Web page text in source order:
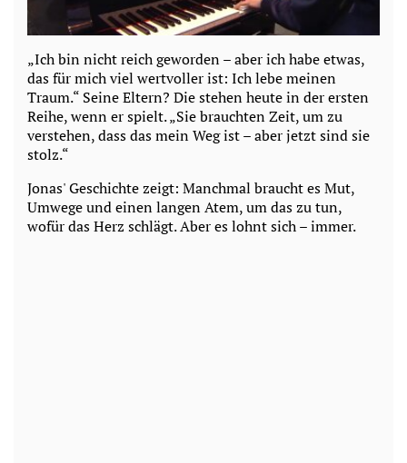
„Ich bin nicht reich geworden – aber ich habe etwas,
das für mich viel wertvoller ist: Ich lebe meinen
Traum.“ Seine Eltern? Die stehen heute in der ersten
Reihe, wenn er spielt. „Sie brauchten Zeit, um zu
verstehen, dass das mein Weg ist – aber jetzt sind sie
stolz.“
Jonas' Geschichte zeigt: Manchmal braucht es Mut,
Umwege und einen langen Atem, um das zu tun,
wofür das Herz schlägt. Aber es lohnt sich – immer.